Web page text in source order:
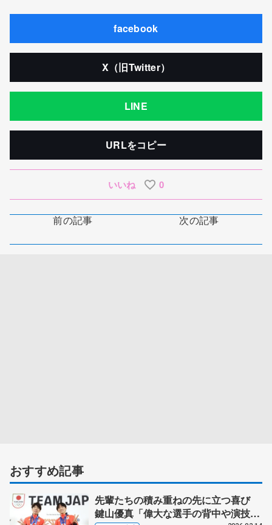
facebook
X（旧Twitter）
LINE
URLをコピー
いいね 0
前の記事 次の記事
おすすめ記事
先輩たちの積み重ねの先に立つ喜び
鍵山優真「偉大な選手の背中や演技を